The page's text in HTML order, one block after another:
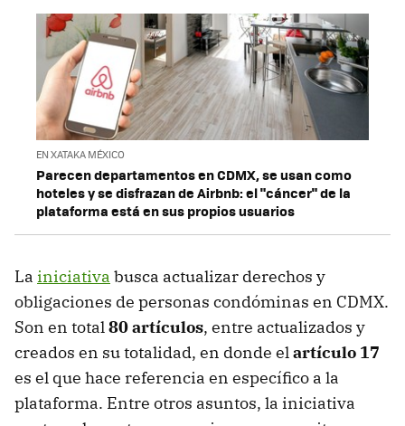
EN XATAKA MÉXICO
Parecen departamentos en CDMX, se usan como
hoteles y se disfrazan de Airbnb: el "cáncer" de la
plataforma está en sus propios usuarios
La iniciativa busca actualizar derechos y
obligaciones de personas condóminas en CDMX.
Son en total80 artículos, entre actualizados y
creados en su totalidad, en donde elartículo 17
es el que hace referencia en específico a la
plataforma. Entre otros asuntos, la iniciativa